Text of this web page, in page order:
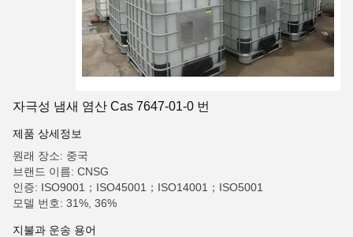
자극성 냄새 염산 Cas 7647-01-0 번
제품 상세정보
원래 장소: 중국
브랜드 이름: CNSG
인증: ISO9001；ISO45001；ISO14001；ISO5001
모델 번호: 31%, 36%
지불과 운송 용어